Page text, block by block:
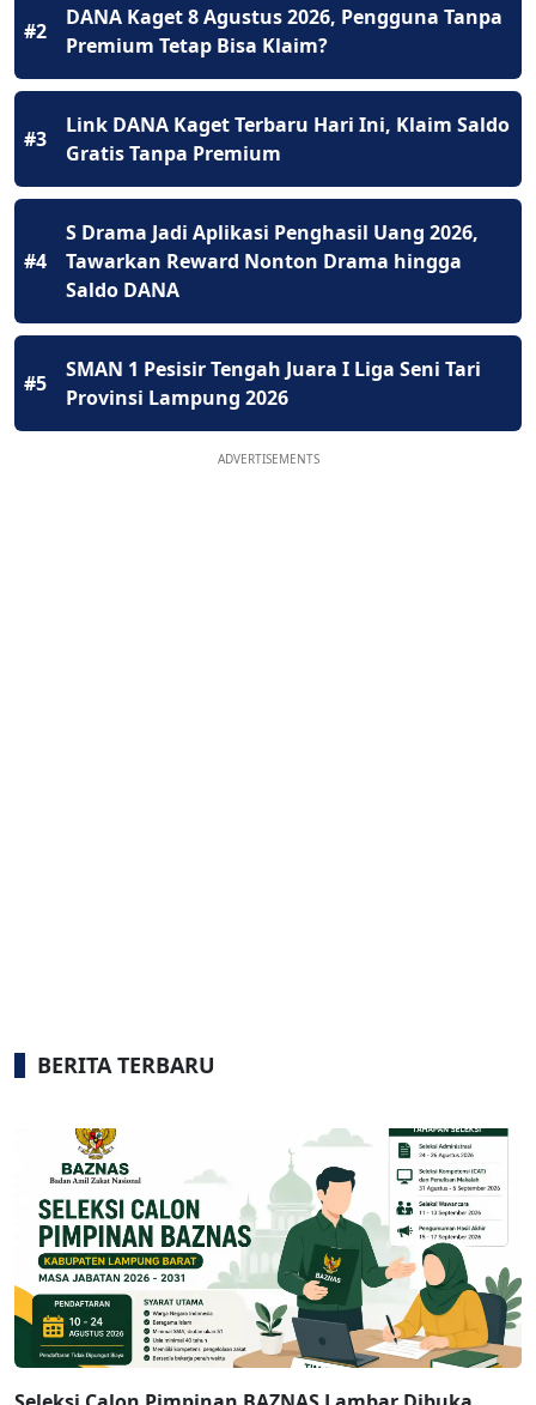
#2
DANA Kaget 8 Agustus 2026, Pengguna Tanpa
Premium Tetap Bisa Klaim?
#3
Link DANA Kaget Terbaru Hari Ini, Klaim Saldo
Gratis Tanpa Premium
#4
S Drama Jadi Aplikasi Penghasil Uang 2026,
Tawarkan Reward Nonton Drama hingga
Saldo DANA
#5
SMAN 1 Pesisir Tengah Juara I Liga Seni Tari
Provinsi Lampung 2026
ADVERTISEMENTS
BERITA TERBARU